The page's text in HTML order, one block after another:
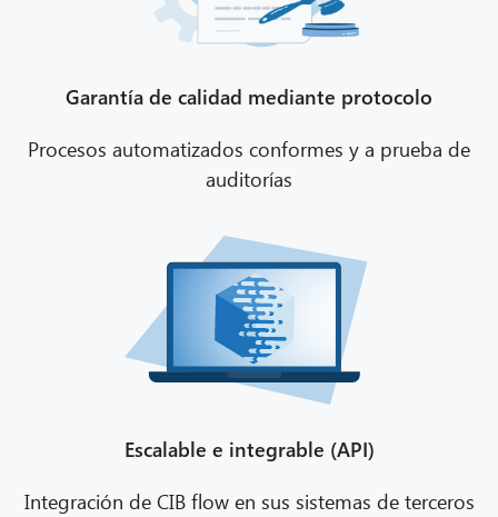
Garantía de calidad mediante protocolo
Procesos automatizados conformes y a prueba de
auditorías
Escalable e integrable (API)
Integración de CIB flow en sus sistemas de terceros